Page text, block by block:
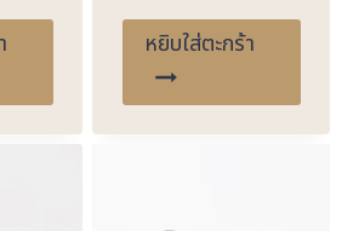
หยิบใส่ตะกร้า